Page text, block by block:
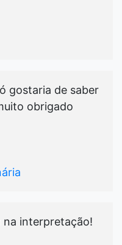
gostaria de saber
obrigado
na interpretação!